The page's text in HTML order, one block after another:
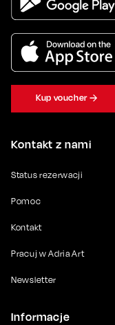
Kontakt z nami
Status rezerwacji
Pomoc
Kontakt
Pracuj w Adria Art
Newsletter
Informacje
Kup voucher